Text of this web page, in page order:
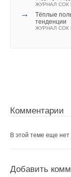
ЖУРНАЛ СОК
→
Тёплые
тенденции
ЖУРНАЛ СОК
Комментарии
В этой теме еще
Добавить